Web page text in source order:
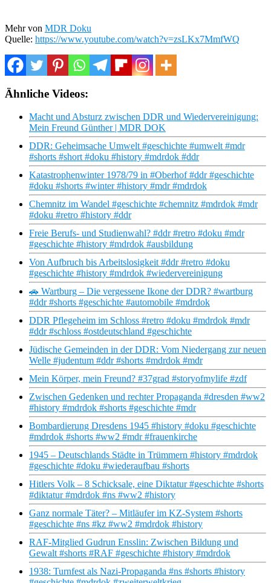
Mehr von MDR Doku
Quelle: https://www.youtube.com/watch?v=zsLKx7MmfWQ
Ähnliche Videos:
Macht und Absturz zwischen DDR und Wiedervereinigung:
Mein Freund Günther | MDR DOK
DDR: Geheimsache Umwelt #geschichte #umwelt #mdr
#shorts #short #doku #history #mdrdok #ddr
Katastrophenwinter 1978/79 in #Oberhof #ddr #geschichte
#doku #shorts #winter #history #mdr #mdrdok
Chemnitz im Wandel #geschichte #chemnitz #mdrdok #mdr
#doku #retro #history #ddr
Freie Berufs- und Studienwahl? #ddr #retro #doku #mdr
#geschichte #history #mdrdok #ausbildung
Von Aufbruch bis Arbeitslosigkeit #ddr #retro #doku
#geschichte #history #mdrdok #wiedervereinigung
🚗 Wartburg – Die vergessene Ikone der DDR? #wartburg
#ddr #shorts #geschichte #automobile #mdrdok
DDR Pflegeheim im Schloss #retro #doku #mdrdok #mdr
#ddr #schloss #ostdeutschland #geschichte
Jüdische Gemeinden in der DDR: Vom Niedergang zur neuen
Welle #judentum #ddr #shorts #mdrdok #mdr
Mein Körper, mein Freund? #37grad #storyofmylife #zdf
Zwischen Gedenken und rechter Propaganda #dresden #ww2
#history #mdrdok #shorts #geschichte #mdr
Bombardierung Dresdens 1945 #history #doku #geschichte
#mdrdok #shorts #ww2 #mdr #frauenkirche
1945 – Deutschlands Städte in Trümmern #history #mdrdok
#geschichte #doku #wiederaufbau #shorts
Hitlers Volk – 8 Schicksale, eine Diktatur #geschichte #shorts
#diktatur #mdrdok #ns #ww2 #history
Ganz normale Täter? – Mitläufer im KZ-System #shorts
#geschichte #ns #kz #ww2 #mdrdok #history
RAF-Mitglied Gudrun Ensslin: Zwischen Bildung und
Gewalt #shorts #RAF #geschichte #history #mdrdok
1938: Turnfest als Nazi-Propaganda #ns #shorts #history